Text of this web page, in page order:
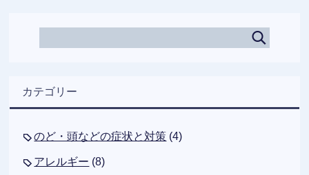
カテゴリー
のど・頭などの症状と対策 (4)
アレルギー (8)